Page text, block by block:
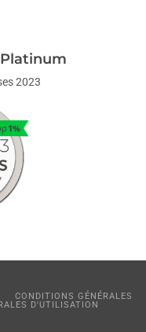
2023
CONDITIONS GÉNÉRALES
D'UTILISATION